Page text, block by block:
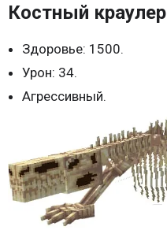
Костный краулер
Здоровье: 1500.
Урон: 34.
Агрессивный.